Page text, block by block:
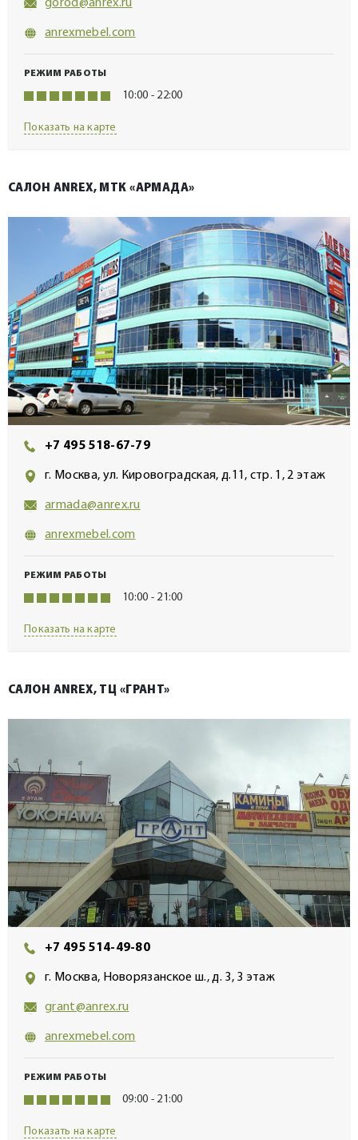
gorod@anrex.ru
anrexmebel.com
РЕЖИМ РАБОТЫ
10:00 - 22:00
Показать на карте
САЛОН ANREX, МТК «АРМАДА»
+7 495 518-67-79
г. Москва, ул. Кировоградская, д.11, стр. 1, 2 этаж
armada@anrex.ru
anrexmebel.com
РЕЖИМ РАБОТЫ
10:00 - 21:00
Показать на карте
САЛОН ANREX, ТЦ «ГРАНТ»
+7 495 514-49-80
г. Москва, Новорязанское ш., д. 3, 3 этаж
grant@anrex.ru
anrexmebel.com
РЕЖИМ РАБОТЫ
09:00 - 21:00
Показать на карте